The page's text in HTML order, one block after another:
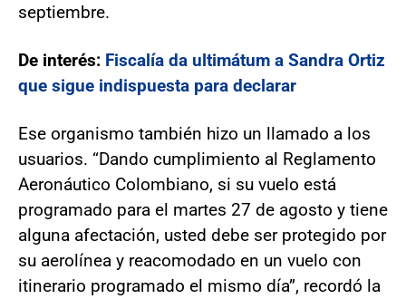
septiembre.
De interés: Fiscalía da ultimátum a Sandra Ortiz
que sigue indispuesta para declarar
Ese organismo también hizo un llamado a los
usuarios. “Dando cumplimiento al Reglamento
Aeronáutico Colombiano, si su vuelo está
programado para el martes 27 de agosto y tiene
alguna afectación, usted debe ser protegido por
su aerolínea y reacomodado en un vuelo con
itinerario programado el mismo día”, recordó la